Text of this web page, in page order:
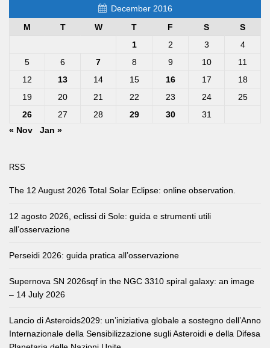
December 2016
M
T W T F S
S
1
2 3
4
5
6 7 8 9 10
11
12
13 14 15 16 17
18
19
20 21 22 23 24
25
26
27 28 29 30
31
« Nov
Jan »
RSS
The 12 August 2026 Total Solar Eclipse: online observation.
12 agosto 2026, eclissi di Sole: guida e strumenti utili
all’osservazione
Perseidi 2026: guida pratica all’osservazione
Supernova SN 2026sqf in the NGC 3310 spiral galaxy: an image
– 14 July 2026
Lancio di Asteroids2029: un’iniziativa globale a sostegno dell’Anno
Internazionale della Sensibilizzazione sugli Asteroidi e della Difesa